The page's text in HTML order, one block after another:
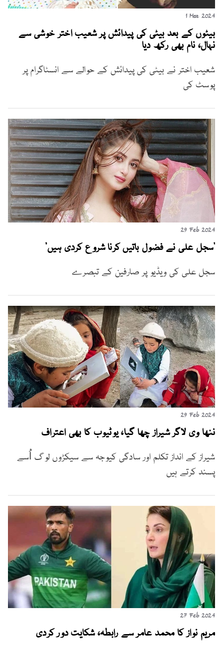
1 Mar 2024
بیٹوں کے بعد بیٹی کی پیدائش پر شعیب اختر خوشی سے
نہال، نام بھی رکھ دیا
شعیب اختر نے بیٹی کی پیدائش کے حوالے سے انسٹاگرام پر
پوسٹ کی
29 Feb 2024
"سجل علی نے فضول باتیں کرنا شروع کردی ہیں"
سجل علی کی ویڈیو پر صارفین کے تبصرے
29 Feb 2024
ننھا وی لاگر شیراز چھا گیا، یوٹیوب کا بھی اعتراف
شیراز کے انداز تکلم اور سادگی کیوجہ سے سیکڑوں لوگ اُسے
پسند کرتے ہیں
27 Feb 2024
مریم نواز کا محمد عامر سے رابطہ، شکایت دور کردی